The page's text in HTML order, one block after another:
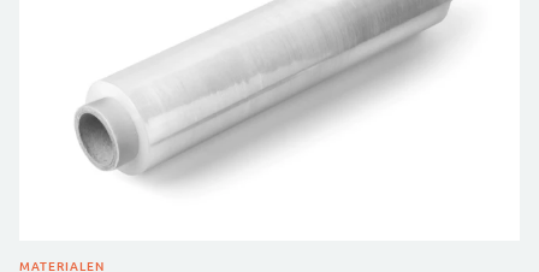
MATERIALEN